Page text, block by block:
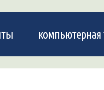
компьютерная